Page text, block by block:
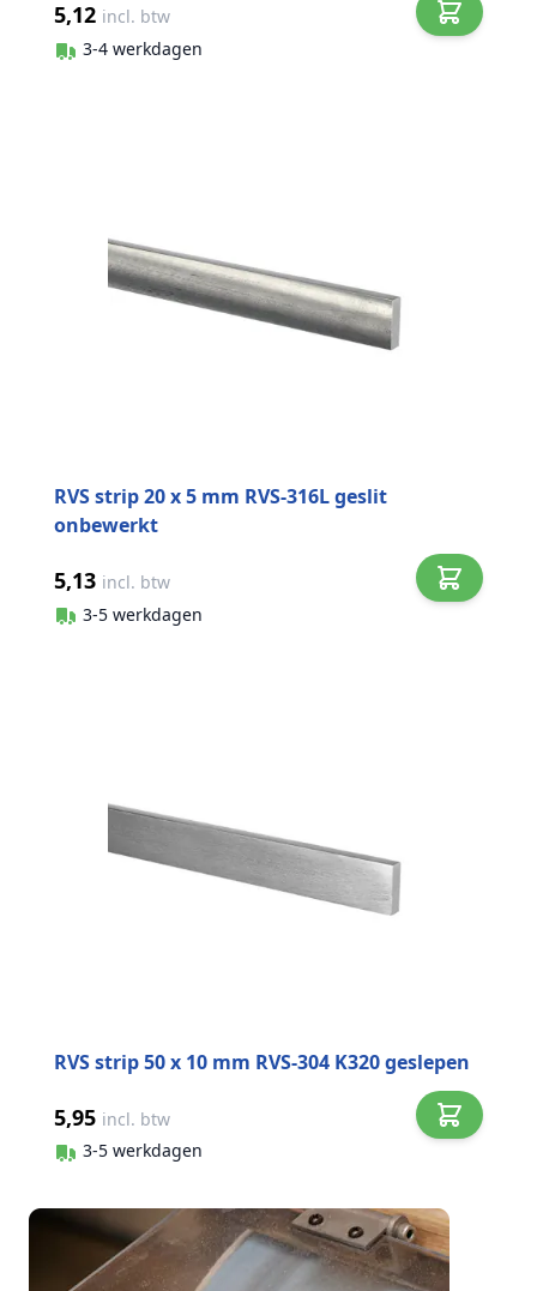
5,12 incl. btw
3-4 werkdagen
RVS strip 20 x 5 mm RVS-316L geslit
onbewerkt
5,13 incl. btw
3-5 werkdagen
RVS strip 50 x 10 mm RVS-304 K320 geslepen
5,95 incl. btw
3-5 werkdagen